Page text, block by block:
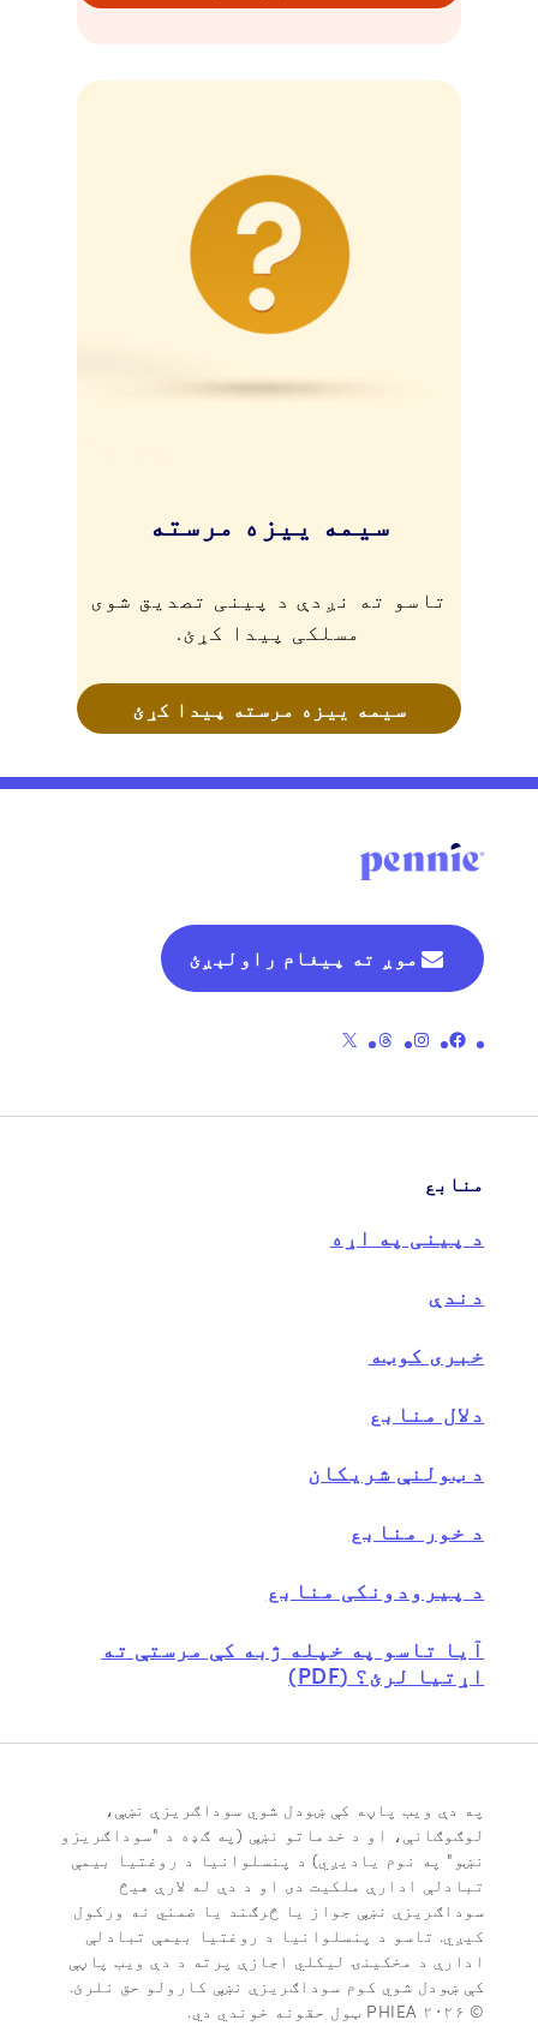
سیمه ییزه مرسته
تاسو ته نږدې د پینی تصدیق شوی
مسلکی پیدا کړئ.
سیمه ییزه مرسته پیدا کړئ
موږ ته پیغام راولېږئ
د پینی رسمی فیسبوک پا toې ته لینکد پینی رسمی انسټاګرام پا toې ته لینکد پینی رسمی موضوعاتو پا pageې ته لینکد پینی رسمی X (پخوانی ټویټر) پا pageې ته لینک
منابع
د پینی په اړه
دندې
خبری کوټه
دلال منابع
د ټولنې شریکان
د خور منابع
د پیرودونکی منابع
آیا تاسو په خپله ژبه کې مرستې ته
اړتیا لرئ؟ (PDF)
په دې ویب پاڼه کې ښودل شوي سوداګریزې نښې،
لوګوګانې، او د خدماتو نښې (په ګډه د "سوداګریزو
نښو" په نوم یادیږي) د پنسلوانیا د روغتیا بیمې
تبادلې ادارې ملکیت دی او د دې له لارې هیڅ
سوداګریزې نښې جواز یا څرګند یا ضمني نه ورکول
کیږي. تاسو د پنسلوانیا د روغتیا بیمې تبادلې
ادارې د مخکینۍ لیکلي اجازې پرته د دې ویب پاڼې
کې ښودل شوي کوم سوداګریزې نښې کارولو حق نلرئ.
© ۲۰۲۶ PHIEA ټول حقونه خوندي دي.